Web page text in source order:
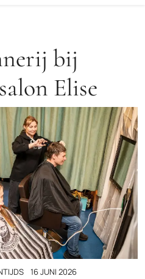
bij
Elise
16 JUNI 2026